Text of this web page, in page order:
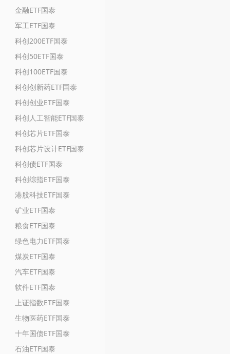
金融ETF国泰
军工ETF国泰
科创200ETF国泰
科创50ETF国泰
科创100ETF国泰
科创创新药ETF国泰
科创创业ETF国泰
科创人工智能ETF国泰
科创芯片ETF国泰
科创芯片设计ETF国泰
科创债ETF国泰
科创综指ETF国泰
港股科技ETF国泰
矿业ETF国泰
粮食ETF国泰
绿色电力ETF国泰
煤炭ETF国泰
汽车ETF国泰
软件ETF国泰
上证指数ETF国泰
生物医药ETF国泰
十年国债ETF国泰
石油ETF国泰